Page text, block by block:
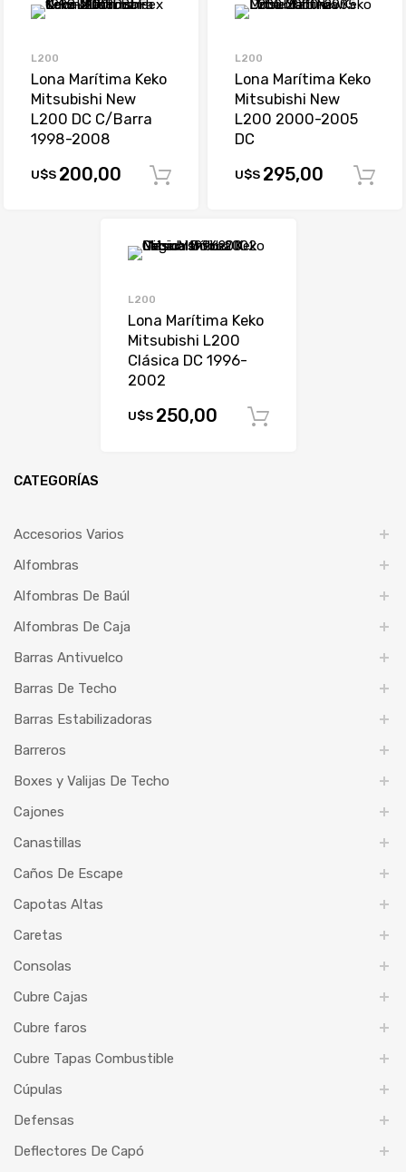
L200
Lona Marítima Keko
Mitsubishi New
L200 DC C/Barra
1998-2008
U$S 200,00 Comprar
L200
Lona Marítima Keko
Mitsubishi New
L200 2000-2005
DC
U$S 295,00
L200
Lona Marítima Keko
Mitsubishi L200
Clásica DC 1996-
2002
U$S 250,00
CATEGORÍAS
Accesorios Varios
Alfombras
Alfombras De Baúl
Alfombras De Caja
Barras Antivuelco
Barras De Techo
Barras Estabilizadoras
Barreros
Boxes y Valijas De Techo
Cajones
Canastillas
Caños De Escape
Capotas Altas
Caretas
Consolas
Cubre Cajas
Cubre faros
Cubre Tapas Combustible
Cúpulas
Defensas
Deflectores De Capó